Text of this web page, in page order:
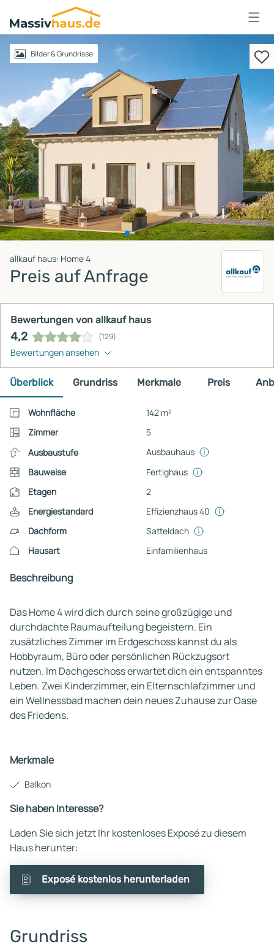
Massivhaus
Logo
AnmeldenBilder & Grundrisse
allkauf haus: Home 4
Preis auf Anfrage
Bewertungen von allkauf haus
4,2 (129)
Bewertungen ansehen
Überblick Grundriss Merkmale Preis
Wohnfläche
142 m²
Zimmer
5
Ausbaustufe
Ausbauhaus
Bauweise
Fertighaus
Etagen
2
Energiestandard
Effizienzhaus 40
Dachform
Satteldach
Hausart
Einfamilienhaus
Beschreibung
Das Home 4 wird dich durch seine großzügige und
durchdachte Raumaufteilung begeistern. Ein
zusätzliches Zimmer im Erdgeschoss kannst du als
Hobbyraum, Büro oder persönlichen Rückzugsort
nutzen. Im Dachgeschoss erwartet dich ein entspanntes
Leben. Zwei Kinderzimmer, ein Elternschlafzimmer und
ein Wellnessbad machen dein neues Zuhause zur Oase
des Friedens.
Merkmale
Balkon
Sie haben Interesse?
Laden Sie sich jetzt Ihr kostenloses Exposé zu diesem
Haus herunter:
Exposé kostenlos herunterladen
Grundriss